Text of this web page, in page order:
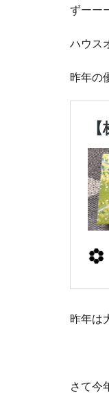
ずーー
ハウス
昨年の
昨年は
さて今